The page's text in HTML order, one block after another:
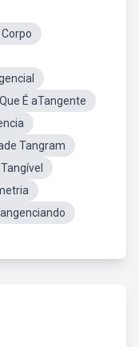
É aTangente
Tangram